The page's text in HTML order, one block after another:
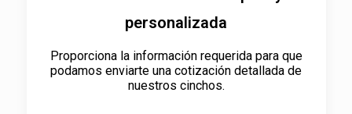
personalizada
Proporciona la información requerida para que
podamos enviarte una cotización detallada de
nuestros cinchos.